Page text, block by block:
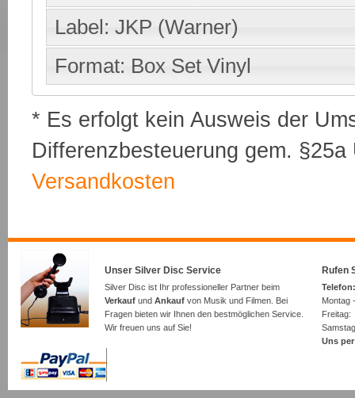
Label: JKP (Warner)
Format: Box Set Vinyl
* Es erfolgt kein Ausweis der
Differenzbesteuerung gem.
Versandkosten
Unser Silver Disc Service
Silver Disc ist Ihr professioneller Partner beim
Verkauf und Ankauf von Musik und Filmen. Bei
Fragen bieten wir Ihnen den bestmöglichen Service.
Wir freuen uns auf Sie!
Rufen
Montag
Uns